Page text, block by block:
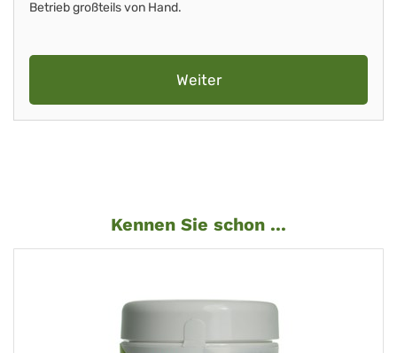
Betrieb großteils von Hand.
Weiter
Kennen Sie schon ...